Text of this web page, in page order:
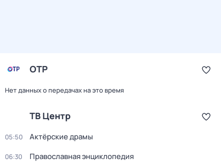
ОТР
Нет данных о передачах на это время
ТВ Центр
05:50 Актёрские драмы
06:30 Православная энциклопедия